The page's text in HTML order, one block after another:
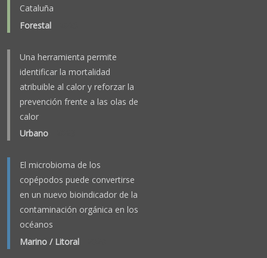
Cataluña
Forestal
Una herramienta permite
identificar la mortalidad
atribuible al calor y reforzar la
prevención frente a las olas de
calor
Urbano
El microbioma de los
copépodos puede convertirse
en un nuevo bioindicador de la
contaminación orgánica en los
océanos
Marino / Litoral